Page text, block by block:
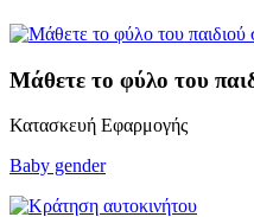
Μάθετε το φύλο του
Κατασκευή Εφαρμογής
Baby gender